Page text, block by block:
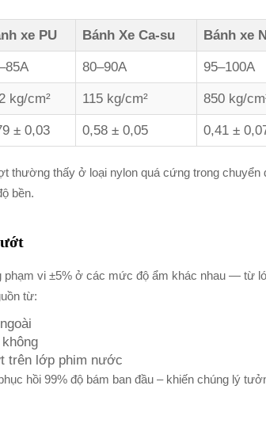
xe PU Bánh Xe Ca-su Bánh xe
80–90A 95–100A
kg/cm² 115 kg/cm² 850 kg/
± 0,03 0,58 ± 0,05 0,41 ±
thường thấy ở loại nylon quá cứng trong chuyển
bền.
phạm vi ±5% ở các mức độ ẩm khác nhau — từ
từ:
trên lớp phim nước
hồi 99% độ bám ban đầu – khiến chúng lý